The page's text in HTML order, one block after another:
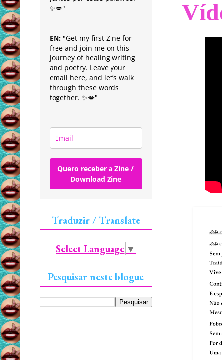
✨💋"
EN: "Get my first Zine for
free and join me on this
journey of healing writing
and poetry. Leave your
email here, and let’s walk
through these words
together. ✨💋"
Quero receber a Zine /
Download Zine
Traduzir / Translate
Select Language ▼
Pesquisar neste blogue